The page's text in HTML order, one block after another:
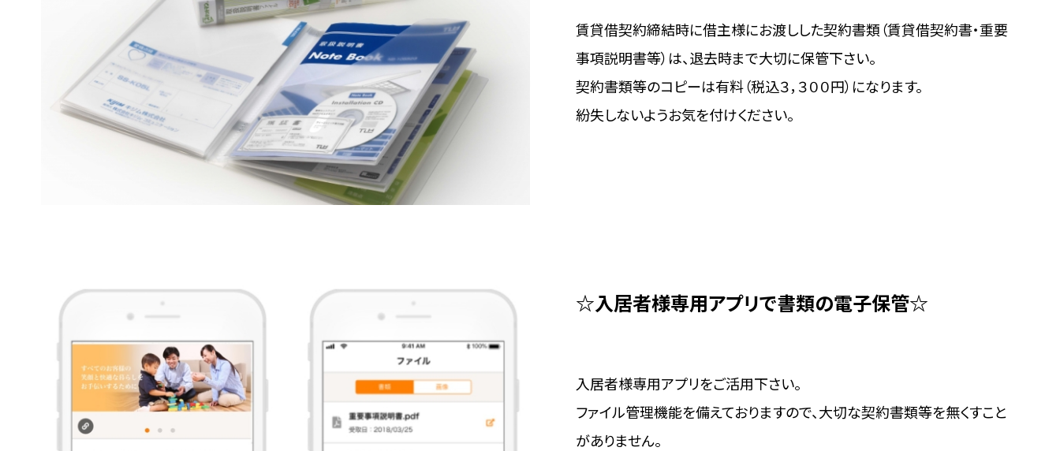
賃貸借契約締結時に借主様にお渡しした契約書類（賃貸借契約書・重要
事項説明書等）は、退去時まで大切に保管下さい。
契約書類等のコピーは有料（税込３，３００円）になります。
紛失しないようお気を付けください。
☆入居者様専用アプリで書類の電子保管☆
入居者様専用アプリをご活用下さい。
ファイル管理機能を備えておりますので、大切な契約書類等を無くすこと
がありません。